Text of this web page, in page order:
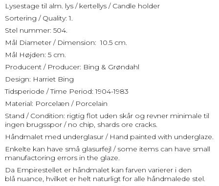
Lysestage til alm. lys / kertellys / Candle holder
Sortering / Quality: 1.
Stel nummer: 504.
Mål Diameter / Dimension: 10.5 cm.
Mål Højden: 5 cm.
Producent / Producer: Bing & Grøndahl
Design: Harriet Bing
Tidsperiode / Time Period: 1904-1983
Material: Porcelæn / Porcelain
Stand / Condition: rigtig flot uden skår og revner minimale til
ingen brugsspor / no chip, shards ore cracks.
Håndmalet med underglasur / Hand painted with underglaze.
Enkelte kan have små glasurfejl / some items can have small
manufactoring errors in the glaze.
Da Empirestellet er håndmalet kan farven varierer i den
blå nuance, hvilket er helt naturligt for alle håndmalede stel.